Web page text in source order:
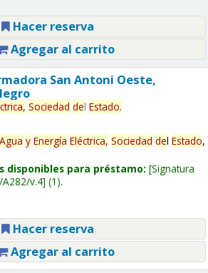
Hacer reserva
Agregar al carrito
San Antoni Oeste,
Sociedad del Estado.
Agua y Energía Eléctrica, Sociedad del Estado,
disponibles para préstamo: Signatura
v.4 (1).
Hacer reserva
Agregar al carrito